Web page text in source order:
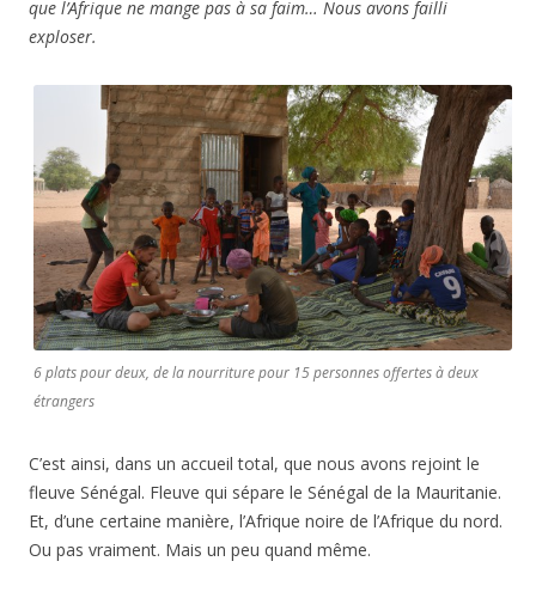
que l’Afrique ne mange pas à sa faim… Nous avons failli
exploser.
6 plats pour deux, de la nourriture pour 15 personnes offertes à deux
étrangers
C’est ainsi, dans un accueil total, que nous avons rejoint le
fleuve Sénégal. Fleuve qui sépare le Sénégal de la Mauritanie.
Et, d’une certaine manière, l’Afrique noire de l’Afrique du nord.
Ou pas vraiment. Mais un peu quand même.